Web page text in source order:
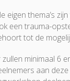
eigen thema’s
een trauma-
tot de
zullen minimaal 6
aan deze